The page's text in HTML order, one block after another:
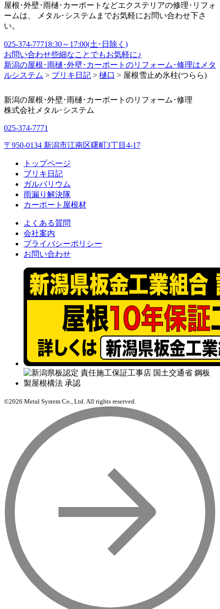
屋根･外壁･雨樋･カーポートなどエクステリアの修理･リフォ
ームは、 メタル･システムまでお気軽にお問い合わせ下さ
い。
025-374-77718:30～17:00(土･日除く)
お問い合わせ些細なことでもお気軽に♪
新潟の屋根･雨樋･外壁･カーポートのリフォーム･修理はメタ
ルシステム > ブリキ日記 > 樋口 > 屋根雪止め氷柱(つらら)
新潟の屋根･外壁･雨樋･カーポートのリフォーム･修理
株式会社 メタル･システム
025-374-7771
〒950-0134 新潟市江南区曙町3丁目4-17
トップページ
ブリキ日記
ガルバリウム
雨漏り解決隊
カーポート屋根材
よくある質問
会社案内
プライバシーポリシー
お問い合わせ
©2026 Metal System Co., Ltd. All rights reserved.